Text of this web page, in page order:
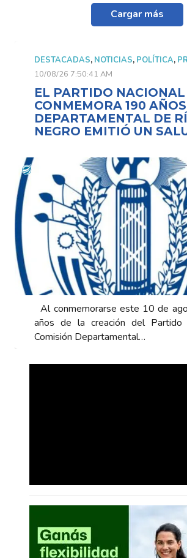
Cargar más
DESTACADAS, NOTICIAS, POLÍTICA,
10/08/26 7:50:41 AM
EL PARTIDO NACIONAL
CONMEMORA 190
DEPARTAMENTAL DE
NEGRO EMITIÓ UN
Al conmemorarse este 10 de
años de la creación del Partido
Comisión Departamental…